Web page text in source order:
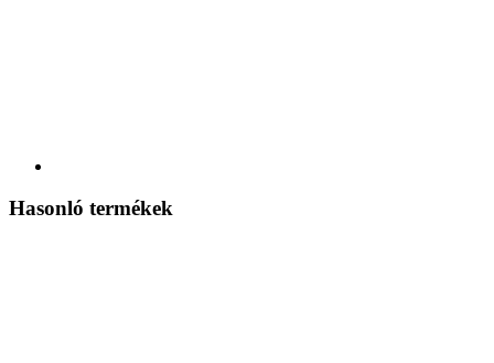
Hasonló termékek